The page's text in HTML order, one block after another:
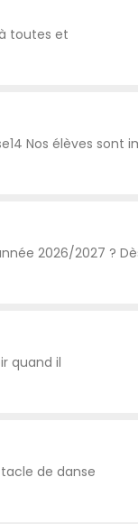
toutes et
Nos élèves sont
2026/2027 ?
quand il
de danse